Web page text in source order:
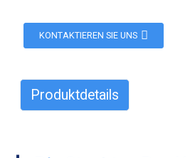
KONTAKTIEREN SIE UNS
Produktdetails